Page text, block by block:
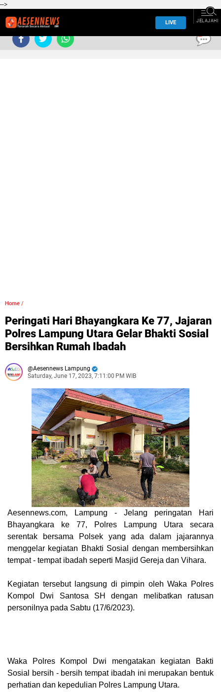
-->
LIVE JELAJAHI
Home /
Peringati Hari Bhayangkara Ke 77, Jajaran
Polres Lampung Utara Gelar Bhakti Sosial
Bersihkan Rumah Ibadah
Aesennews Lampung
Saturday, June 17, 2023, 7:11:00 PM WIB
Aesennews.com, Lampung - Jelang peringatan Hari
Bhayangkara ke 77, Polres Lampung Utara secara
serentak bersama Polsek yang ada dalam jajarannya
menggelar kegiatan Bhakti Sosial dengan membersihkan
tempat - tempat ibadah seperti Masjid Gereja dan Vihara.
Kegiatan tersebut langsung di pimpin oleh Waka Polres
Kompol Dwi Santosa SH dengan melibatkan ratusan
personilnya pada Sabtu (17/6/2023).
Waka Polres Kompol Dwi mengatakan kegiatan Bakti
Sosial bersih - bersih tempat ibadah ini merupakan bentuk
perhatian dan kepedulian Polres Lampung Utara.